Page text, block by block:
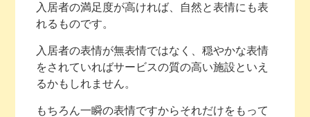
入居者の満足度が高ければ、自然と表情にも表
れるものです。
入居者の表情が無表情ではなく、穏やかな表情
をされていればサービスの質の高い施設といえ
るかもしれません。
もちろん一瞬の表情ですからそれだけをもって